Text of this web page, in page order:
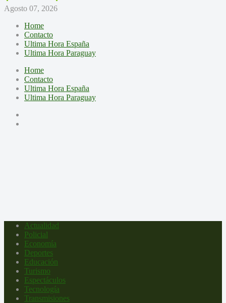
Agosto 07, 2026
Home
Contacto
Ultima Hora España
Ultima Hora Paraguay
Home
Contacto
Ultima Hora España
Ultima Hora Paraguay
Actualidad
Policial
Economía
Deportes
Educación
Turismo
Espectáculos
Tecnología
Transmisiones